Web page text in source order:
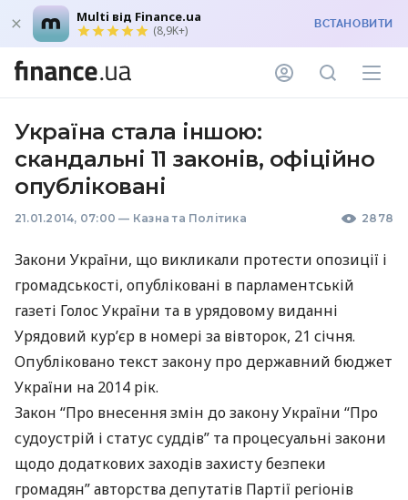
Multi від Finance.ua
(8,9K+) ВСТАНОВИТИ
Україна стала іншою:
скандальні 11 законів, офіційно
опубліковані
21.01.2014, 07:00 — Казна та Політика 2878
Закони України, що викликали протести опозиції і
громадськості, опубліковані в парламентській
газеті Голос України та в урядовому виданні
Урядовий кур’єр в номері за вівторок, 21 січня.
Опубліковано текст закону про державний бюджет
України на 2014 рік.
Закон “Про внесення змін до закону України “Про
судоустрій і статус суддів” та процесуальні закони
щодо додаткових заходів захисту безпеки
громадян” авторства депутатів Партії регіонів